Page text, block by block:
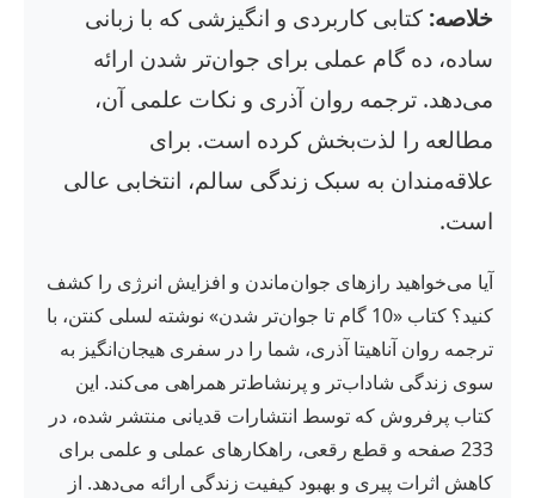
خلاصه: کتابی کاربردی و انگیزشی که با زبانی
ساده، ده گام عملی برای جوان‌تر شدن ارائه
می‌دهد. ترجمه روان آذری و نکات علمی آن،
مطالعه را لذت‌بخش کرده است. برای
علاقه‌مندان به سبک زندگی سالم، انتخابی عالی
است.
آیا می‌خواهید رازهای جوان‌ماندن و افزایش انرژی را کشف
کنید؟ کتاب «10 گام تا جوان‌تر شدن» نوشته لسلی کنتن، با
ترجمه روان آناهیتا آذری، شما را در سفری هیجان‌انگیز به
سوی زندگی شاداب‌تر و پرنشاط‌تر همراهی می‌کند. این
کتاب پرفروش که توسط انتشارات قدیانی منتشر شده، در
233 صفحه و قطع رقعی، راهکارهای عملی و علمی برای
کاهش اثرات پیری و بهبود کیفیت زندگی ارائه می‌دهد. از